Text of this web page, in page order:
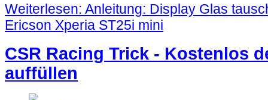
Weiterlesen: Anleitung: Display Glas
Ericson Xperia ST25i mini
CSR Racing Trick - Kostenlos
auffüllen